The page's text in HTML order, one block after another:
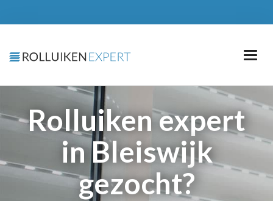
Rolluiken expert
in Bleiswijk
gezocht?